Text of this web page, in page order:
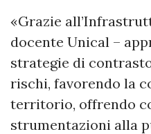
«Grazie
docente Unical –
strategie di
rischi, favorendo la
territorio, offrendo
strumentazioni alla